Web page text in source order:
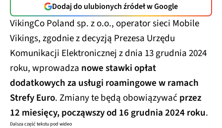
Dodaj do ulubionych źródeł w Google
VikingCo Poland sp. z o.o., operator sieci Mobile
Vikings, zgodnie z decyzją Prezesa Urzędu
Komunikacji Elektronicznej z dnia 13 grudnia 2024
roku, wprowadza nowe stawki opłat
dodatkowych za usługi roamingowe w ramach
Strefy Euro. Zmiany te będą obowiązywać przez
12 miesięcy, począwszy od 16 grudnia 2024 roku.
Dalsza część tekstu pod wideo